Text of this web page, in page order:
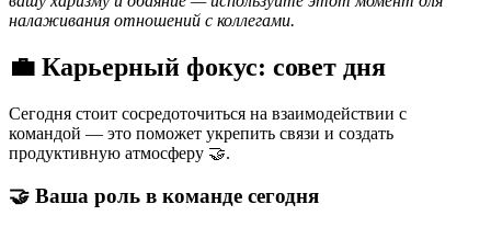
налаживания отношений с коллегами.
💼 Карьерный фокус: совет дня
Сегодня стоит сосредоточиться на взаимодействии с
командой — это поможет укрепить связи и создать
продуктивную атмосферу 🤝.
🤝 Ваша роль в команде сегодня